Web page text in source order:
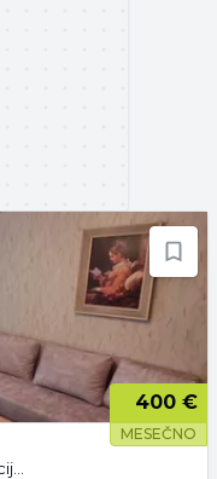
400 €
MESEČNO
Beogradski Kej, Podbara, Gradske lokacije, Novi Sad